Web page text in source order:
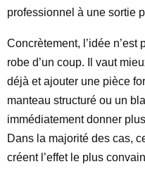
professionnel à une sortie
Concrètement, l’idée n’est
robe d’un coup. Il vaut
déjà et ajouter une pièce
manteau structuré ou un
immédiatement donner
Dans la majorité des cas,
créent l’effet le plus